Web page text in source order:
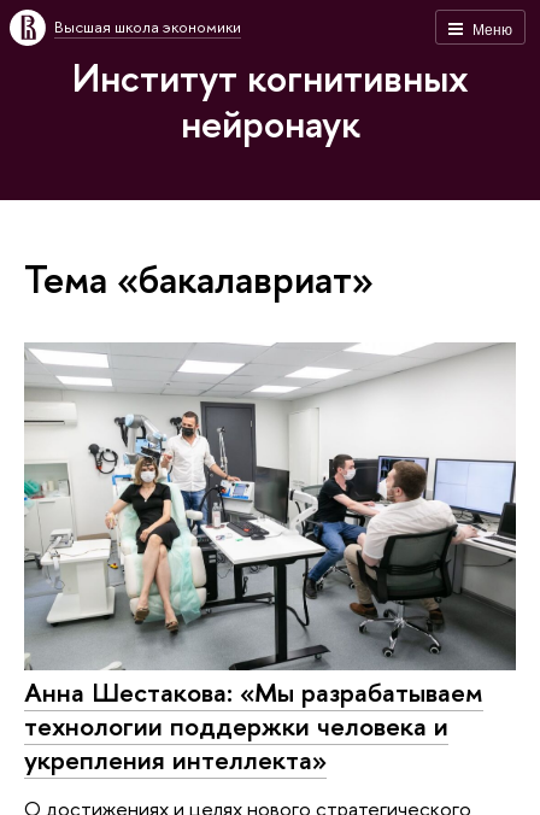
Меню
Высшая школа экономики
Институт когнитивных
нейронаук
Тема «бакалавриат»
Анна Шестакова: «Мы разрабатываем
технологии поддержки человека и
укрепления интеллекта»
О достижениях и целях нового стратегического